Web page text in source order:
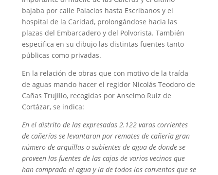
bajaba por calle Palacios hasta Escribanos y el
hospital de la Caridad, prolongándose hacia las
plazas del Embarcadero y del Polvorista. También
especifica en su dibujo las distintas fuentes tanto
públicas como privadas.
En la relación de obras que con motivo de la traída
de aguas mando hacer el regidor Nicolás Teodoro de
Cañas Trujillo, recogidas por Anselmo Ruiz de
Cortázar, se indica:
En el distrito de las expresadas 2.122 varas corrientes
de cañerías se levantaron por remates de cañería gran
número de arquillas o subientes de agua de donde se
proveen las fuentes de las cajas de varios vecinos que
han comprado el agua y la de todos los conventos que se